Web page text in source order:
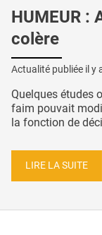
HUMEUR :
colère
Actualité publiée il y
Quelques études
faim pouvait
la fonction de
LIRE LA SUITE